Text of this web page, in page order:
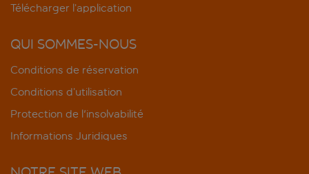
Télécharger l’application
QUI SOMMES-NOUS
Conditions de réservation
Conditions d’utilisation
Protection de l'insolvabilité
Informations Juridiques